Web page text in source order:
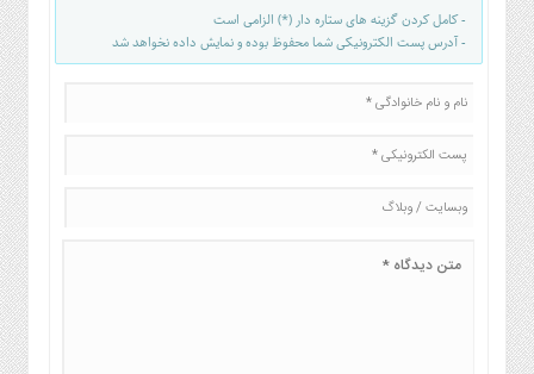
- کامل کردن گزینه های ستاره دار (*) الزامی است
- آدرس پست الکترونیکی شما محفوظ بوده و نمایش داده نخواهد شد